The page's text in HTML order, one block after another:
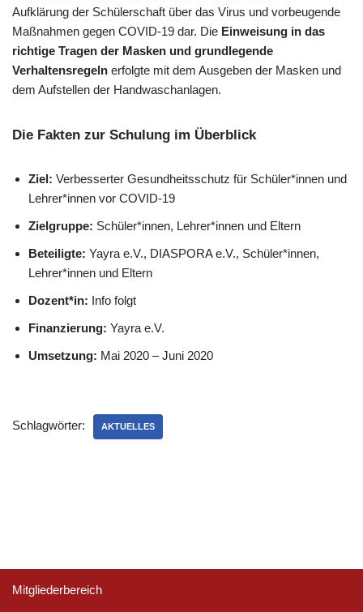
Aufklärung der Schülerschaft über das Virus und vorbeugende
Maßnahmen gegen COVID-19 dar. Die Einweisung in das
richtige Tragen der Masken und grundlegende
Verhaltensregeln erfolgte mit dem Ausgeben der Masken und
dem Aufstellen der Handwaschanlagen.
Die Fakten zur Schulung im Überblick
Ziel: Verbesserter Gesundheitsschutz für Schüler*innen und
Lehrer*innen vor COVID-19
Zielgruppe: Schüler*innen, Lehrer*innen und Eltern
Beteiligte: Yayra e.V., DIASPORA e.V., Schüler*innen,
Lehrer*innen und Eltern
Dozent*in: Info folgt
Finanzierung: Yayra e.V.
Umsetzung: Mai 2020 – Juni 2020
Schlagwörter: AKTUELLES
Mitgliederbereich